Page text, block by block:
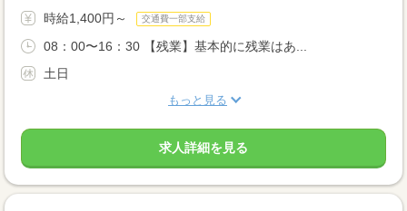
時給1,400円～ 交通費一部支給
08：00〜16：30 【残業】基本的に残業はあ...
土日
もっと見る
求人詳細を見る